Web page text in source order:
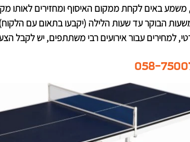
באים לקחת ממקום האיסוף ומחזירים לאותו
הבוקר עד שעות הלילה (יקבעו בתאום עם
למחירים עבור אירועים רבי משתתפים,יש לקבל